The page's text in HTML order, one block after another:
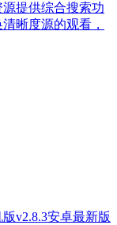
提供综合搜索功
晰度源的观看，
v2.8.3安卓最新版